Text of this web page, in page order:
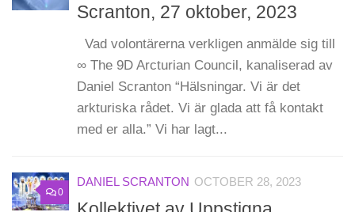
Scranton, 27 oktober, 2023
Vad volontärerna verkligen anmälde sig till
∞ The 9D Arcturian Council, kanaliserad av
Daniel Scranton “Hälsningar. Vi är det
arkturiska rådet. Vi är glada att få kontakt
med er alla.” Vi har lagt...
0
DANIEL SCRANTON OCTOBER 28, 2023